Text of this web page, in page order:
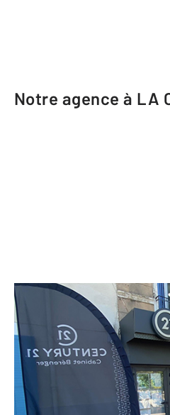
Notre agence à LA
CENTURY 21
7 boulevard
LA
Envoyer